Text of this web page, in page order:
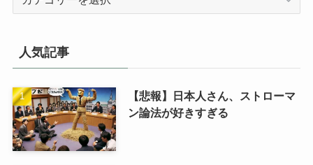
人気記事
【悲報】日本人さん、ストローマ
ン論法が好きすぎる